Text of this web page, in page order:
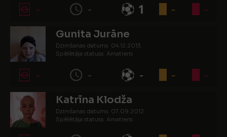
- - 1 - -
Gunita Jurāne
Dzimšanas datums: 04.12.2013.
Spēlētāja statuss: Amatieris
- - - - -
Katrīna Klodža
Dzimšanas datums: 07.09.2012.
Spēlētāja statuss: Amatieris